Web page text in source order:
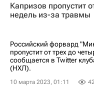
Александр Георгиев
Леон Драйзайтль
Александр Овечкин
Миннесота Уайлд
Материалы РИА Спорт
Авторы РИА Новости
Капризов пропустит
недель из-за травмы
Российский форвард
пропустит от трех до
сообщается в Twitter
(НХЛ).
10 марта 2023, 01:11